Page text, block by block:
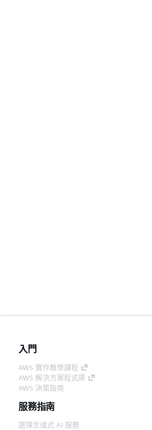
入門
AWS 實作教學課程
AWS 解決方案程式庫
AWS 決策指南
服務指南
選擇生成式 AI 服務